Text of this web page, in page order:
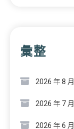
彙整
2026 年 8 月
2026 年 7 月
2026 年 6 月